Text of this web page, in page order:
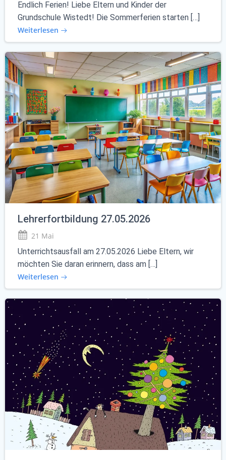
Endlich Ferien! Liebe Eltern und Kinder der
Grundschule Wistedt! Die Sommerferien starten […]
Weiterlesen
Lehrerfortbildung 27.05.2026
21 Mai
Unterrichtsausfall am 27.05.2026 Liebe Eltern, wir
möchten Sie daran erinnern, dass am […]
Weiterlesen